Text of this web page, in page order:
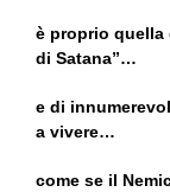
è proprio quella
di Satana”…
e di
a vivere…
come se il